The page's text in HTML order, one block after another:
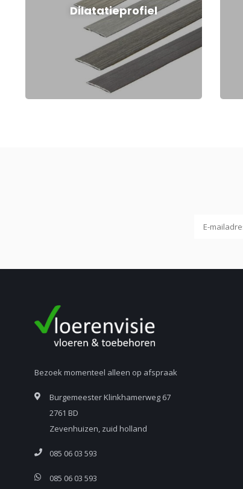
Dilatatieprofiel
Bezoek momenteel alleen op afspraak
Burgemeester Klinkhamerweg 67
2761 BD
Zevenhuizen, zuid holland
085 06 03 593
085 06 03 593